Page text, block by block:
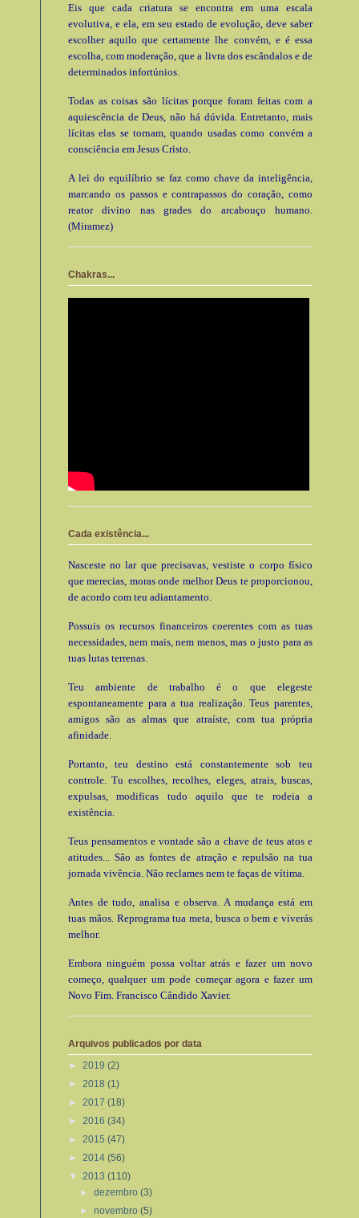
Eis que cada criatura se encontra em uma escala
evolutiva, e ela, em seu estado de evolução, deve saber
escolher aquilo que certamente lhe convém, e é essa
escolha, com moderação, que a livra dos escândalos e de
determinados infortúnios.
Todas as coisas são lícitas porque foram feitas com a
aquiescência de Deus, não há dúvida. Entretanto, mais
lícitas elas se tornam, quando usadas como convém a
consciência em Jesus Cristo.
A lei do equilíbrio se faz como chave da inteligência,
marcando os passos e contrapassos do coração, como
reator divino nas grades do arcabouço humano.
(Miramez)
Chakras...
Cada existência...
Nasceste no lar que precisavas, vestiste o corpo físico
que merecias, moras onde melhor Deus te proporcionou,
de acordo com teu adiantamento.
Possuis os recursos financeiros coerentes com as tuas
necessidades, nem mais, nem menos, mas o justo para as
tuas lutas terrenas.
Teu ambiente de trabalho é o que elegeste
espontaneamente para a tua realização. Teus parentes,
amigos são as almas que atraíste, com tua própria
afinidade.
Portanto, teu destino está constantemente sob teu
controle. Tu escolhes, recolhes, eleges, atrais, buscas,
expulsas, modificas tudo aquilo que te rodeia a
existência.
Teus pensamentos e vontade são a chave de teus atos e
atitudes... São as fontes de atração e repulsão na tua
jornada vivência. Não reclames nem te faças de vítima.
Antes de tudo, analisa e observa. A mudança está em
tuas mãos. Reprograma tua meta, busca o bem e viverás
melhor.
Embora ninguém possa voltar atrás e fazer um novo
começo, qualquer um pode começar agora e fazer um
Novo Fim. Francisco Cândido Xavier.
Arquivos publicados por data
► 2019 (2)
► 2018 (1)
► 2017 (18)
► 2016 (34)
► 2015 (47)
► 2014 (56)
▼ 2013 (110)
►dezembro(3)
►novembro(5)